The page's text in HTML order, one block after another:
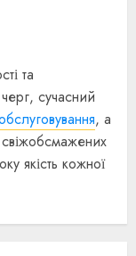
та
сучасний
, а
якість кожної